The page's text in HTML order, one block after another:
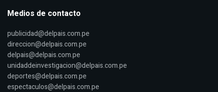
Medios de contacto
publicidad@delpais.com.pe
direccion@delpais.com.pe
delpais@delpais.com.pe
unidaddeinvestigacion@delpais.com.pe
deportes@delpais.com.pe
espectaculos@delpais.com.pe